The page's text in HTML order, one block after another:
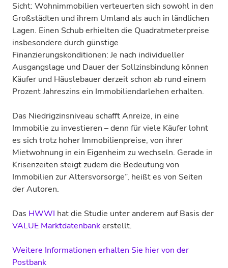
Sicht: Wohnimmobilien verteuerten sich sowohl in den
Großstädten und ihrem Umland als auch in ländlichen
Lagen. Einen Schub erhielten die Quadratmeterpreise
insbesondere durch günstige
Finanzierungskonditionen: Je nach individueller
Ausgangslage und Dauer der Sollzinsbindung können
Käufer und Häuslebauer derzeit schon ab rund einem
Prozent Jahreszins ein Immobiliendarlehen erhalten.
Das Niedrigzinsniveau schafft Anreize, in eine
Immobilie zu investieren – denn für viele Käufer lohnt
es sich trotz hoher Immobilienpreise, von ihrer
Mietwohnung in ein Eigenheim zu wechseln. Gerade in
Krisenzeiten steigt zudem die Bedeutung von
Immobilien zur Altersvorsorge”, heißt es von Seiten
der Autoren.
Das HWWI hat die Studie unter anderem auf Basis der
VALUE Marktdatenbankerstellt.
Weitere Informationen erhalten Sie hier von der
Postbank